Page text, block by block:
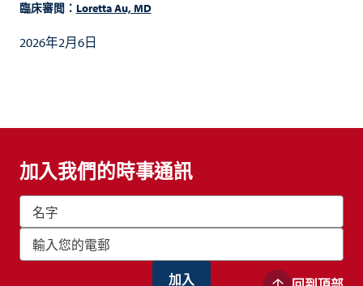
臨床審閲： Loretta Au, MD
2026年2月6日
加入我們的時事通訊